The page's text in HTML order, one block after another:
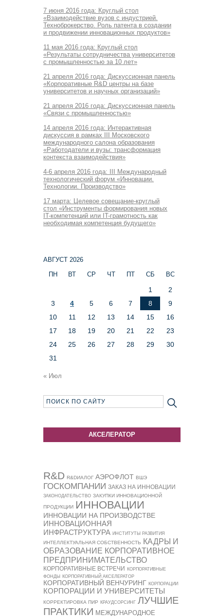
7 июня 2016 года: Круглый стол
«Взаимодействие вузов с индустрией.
Техноброкерство. Роль патента в создании
и продвижении инновационных продуктов»
11 мая 2016 года: Круглый стол
«Результаты сотрудничества университетов
с промышленностью за 10 лет»
21 апреля 2016 года: Дискуссионная панель
«Корпоративные R&D центры на базе
университетов и научных организаций»
21 апреля 2016 года: Дискуссионная панель
«Связи с промышленностью»
14 апреля 2016 года: Интерактивная
дискуссия в рамках III Московского
международного салона образования
«Работодатели и вузы: трансформация
контекста взаимодействия»
4-6 апреля 2016 года: III Международный
технологический форум «Инновации.
Технологии. Производство»
17 марта: Целевое совещание-круглый
стол «Инструменты формирования новых
IT-компетенций или IT-грамотность как
необходимая компетенция будущего»
АВГУСТ 2026
ПН
ВТ СР ЧТ ПТ СБ ВС
1
2
3
4 5 6 7 8
9
10
11 12 13 14 15
16
17
18 19 20 21 22
23
24
25 26 27 28 29
30
31
« Июл
АКСЕЛЕРАТОР
R&D R&DИАЛОГ АЭРОФЛОТ ВШЭ
ГОСКОМПАНИИ ЗАКАЗ НА ИННОВАЦИИ
ЗАКОНОДАТЕЛЬСТВО ЗАКУПКИ ИННОВАЦИОННОЙ
ПРОДУКЦИИ ИННОВАЦИИ
ИННОВАЦИИ НА ПРОИЗВОДСТВЕ
ИННОВАЦИОННАЯ
ИНФРАСТРУКТУРА ИНСТИТУТЫ РАЗВИТИЯ
ИНТЕЛЛЕКТУАЛЬНАЯ СОБСТВЕННОСТЬ КАДРЫ И
ОБРАЗОВАНИЕ КОРПОРАТИВНОЕ
ПРЕДПРИНИМАТЕЛЬСТВО
КОРПОРАТИВНЫЕ ВСТРЕЧИ
КОРПОРАТИВНЫЕ
ФОНДЫ
КОРПОРАТИВНЫЙ АКСЕЛЕРАТОР
КОРПОРАТИВНЫЙ ВЕНЧУРИНГ КОРПОРАЦИИ
КОРПОРАЦИИ И УНИВЕРСИТЕТЫ
КОРРЕКТИРОВКА ПИР КРАУДСОРСИНГ ЛУЧШИЕ
ПРАКТИКИ МЕЖДУНАРОДНОЕ